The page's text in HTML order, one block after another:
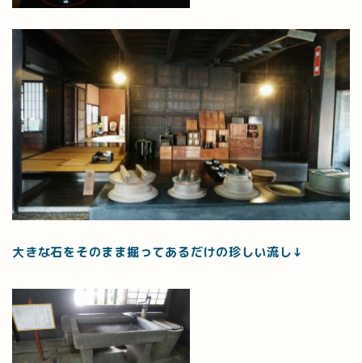
大きな石をそのまま掘ってあるだけの珍しい流し↓